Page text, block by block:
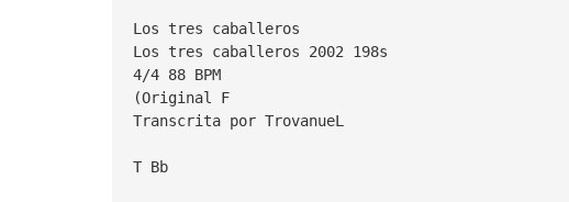
Los tres caballeros
Los tres caballeros 2002 198s
4/4 88 BPM
(Original F
Transcrita por TrovanueL
T Bb